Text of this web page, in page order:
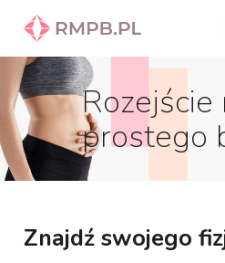
Rozejście
prostego
Znajdź swojego